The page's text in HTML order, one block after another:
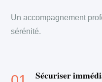
Un accompagnement
sérénité.
Sécuriser